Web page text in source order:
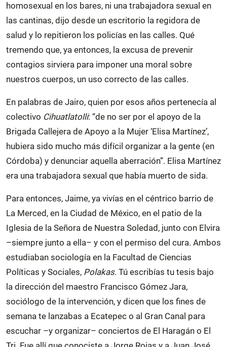
homosexual en los bares, ni una trabajadora sexual en
las cantinas, dijo desde un escritorio la regidora de
salud y lo repitieron los policías en las calles. Qué
tremendo que, ya entonces, la excusa de prevenir
contagios sirviera para imponer una moral sobre
nuestros cuerpos, un uso correcto de las calles.
En palabras de Jairo, quien por esos años pertenecía al
colectivo Cihuatlatolli: “de no ser por el apoyo de la
Brigada Callejera de Apoyo a la Mujer ‘Elisa Martínez’,
hubiera sido mucho más difícil organizar a la gente (en
Córdoba) y denunciar aquella aberración”. Elisa Martínez
era una trabajadora sexual que había muerto de sida.
Para entonces, Jaime, ya vivías en el céntrico barrio de
La Merced, en la Ciudad de México, en el patio de la
Iglesia de la Señora de Nuestra Soledad, junto con Elvira
–siempre junto a ella– y con el permiso del cura. Ambos
estudiaban sociología en la Facultad de Ciencias
Políticas y Sociales, Polakas. Tú escribías tu tesis bajo
la dirección del maestro Francisco Gómez Jara,
sociólogo de la intervención, y dicen que los fines de
semana te lanzabas a Ecatepec o al Gran Canal para
escuchar –y organizar– conciertos de El Haragán o El